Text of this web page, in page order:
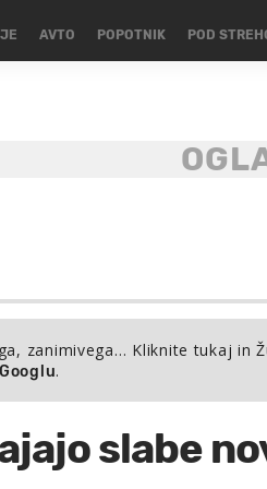
AVTO POPOTNIK POD
zanimivega… Kliknite tukaj in
.
slabe